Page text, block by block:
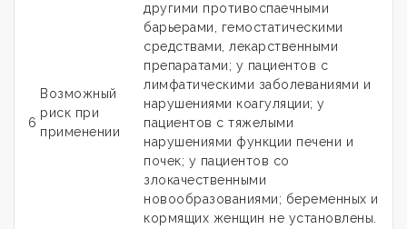
6
Возможный
риск при
применении
другими противоспаечными
барьерами, гемостатическими
средствами, лекарственными
препаратами; у пациентов с
лимфатическими заболеваниями и
нарушениями коагуляции; у
пациентов с тяжелыми
нарушениями функции печени и
почек; у пациентов со
злокачественными
новообразованиями; беременных и
кормящих женщин не установлены.